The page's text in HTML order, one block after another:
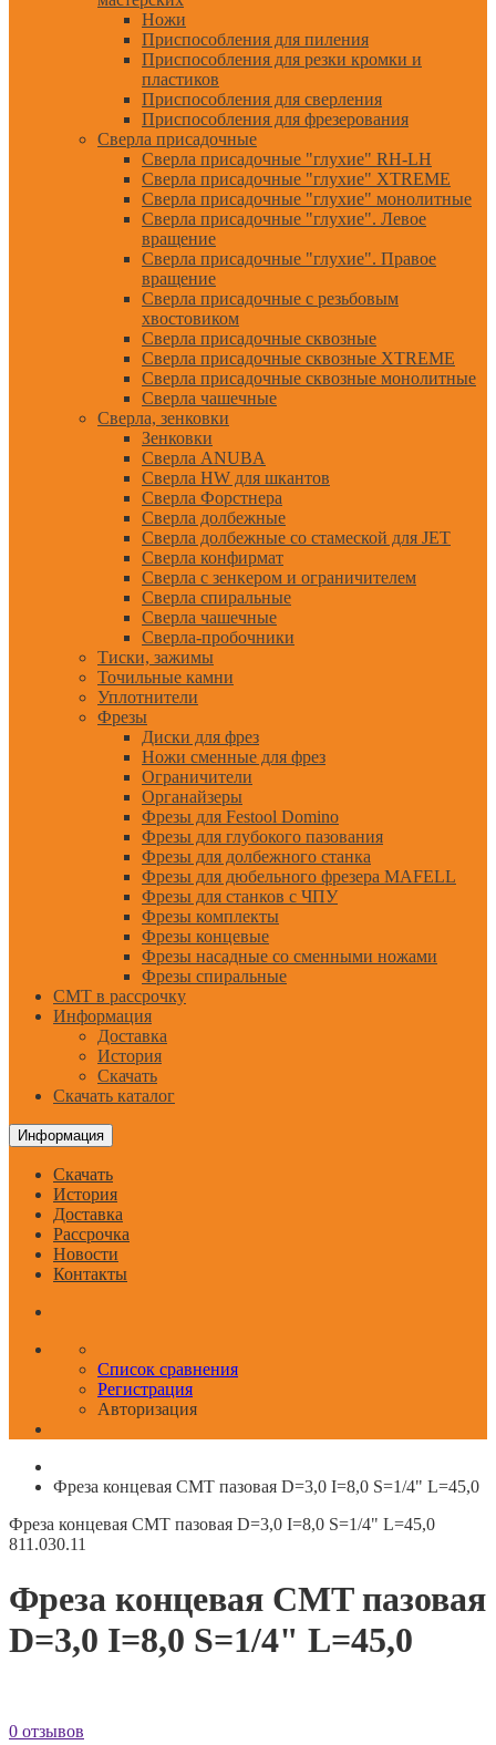
Ножи
Приспособления для пиления
Приспособления для резки кромки и
пластиков
Приспособления для сверления
Приспособления для фрезерования
Сверла присадочные
Сверла присадочные "глухие" RH-LH
Сверла присадочные "глухие" XTREME
Сверла присадочные "глухие" монолитные
Сверла присадочные "глухие". Левое
вращение
Сверла присадочные "глухие". Правое
вращение
Сверла присадочные с резьбовым
хвостовиком
Сверла присадочные сквозные
Сверла присадочные сквозные XTREME
Сверла присадочные сквозные монолитные
Сверла чашечные
Сверла, зенковки
Зенковки
Сверла ANUBA
Сверла HW для шкантов
Сверла Форстнера
Сверла долбежные
Сверла долбежные со стамеской для JET
Сверла конфирмат
Сверла с зенкером и ограничителем
Сверла спиральные
Сверла чашечные
Сверла-пробочники
Тиски, зажимы
Точильные камни
Уплотнители
Фрезы
Диски для фрез
Ножи сменные для фрез
Ограничители
Органайзеры
Фрезы для Festool Domino
Фрезы для глубокого пазования
Фрезы для долбежного станка
Фрезы для дюбельного фрезера MAFELL
Фрезы для станков с ЧПУ
Фрезы комплекты
Фрезы концевые
Фрезы насадные со сменными ножами
Фрезы спиральные
CMT в рассрочку
Информация
Доставка
История
Скачать
Скачать каталог
Информация
Скачать
История
Доставка
Рассрочка
Новости
Контакты
Список сравнения
Регистрация
Авторизация
Фреза концевая CMT пазовая D=3,0 I=8,0 S=1/4" L=45,0
Фреза концевая CMT пазовая D=3,0 I=8,0 S=1/4" L=45,0
811.030.11
Фреза концевая CMT пазовая
D=3,0 I=8,0 S=1/4" L=45,0
0 отзывов